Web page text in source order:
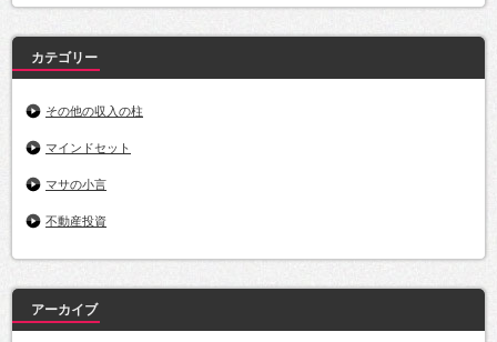
カテゴリー
その他の収入の柱
マインドセット
マサの小言
不動産投資
アーカイブ